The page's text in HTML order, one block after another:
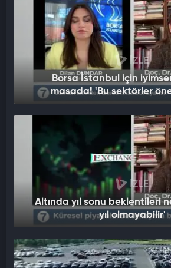
İZLE
Borsa İstanbul için
masada! 'Bu sektörler
İZLE
Altında yıl sonu beklentileri
yıl olmayabilir'